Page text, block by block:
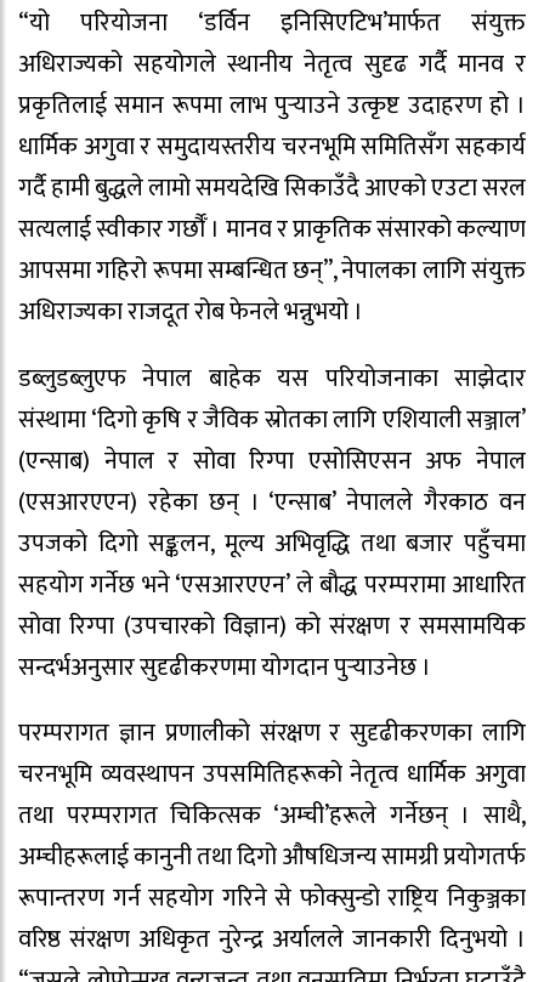
“यो परियोजना ‘डर्विन इनिसिएटिभ’मार्फत संयुक्त
अधिराज्यको सहयोगले स्थानीय नेतृत्व सुदृढ गर्दै मानव र
प्रकृतिलाई समान रूपमा लाभ पुर्‍याउने उत्कृष्ट उदाहरण हो ।
धार्मिक अगुवा र समुदायस्तरीय चरनभूमि समितिसँग सहकार्य
गर्दै हामी बुद्धले लामो समयदेखि सिकाउँदै आएको एउटा सरल
सत्यलाई स्वीकार गर्छौँ । मानव र प्राकृतिक संसारको कल्याण
आपसमा गहिरो रूपमा सम्बन्धित छन्”, नेपालका लागि संयुक्त
अधिराज्यका राजदूत रोब फेनले भन्नुभयो ।
डब्लुडब्लुएफ नेपाल बाहेक यस परियोजनाका साझेदार
संस्थामा ‘दिगो कृषि र जैविक स्रोतका लागि एशियाली सञ्जाल’
(एन्साब) नेपाल र सोवा रिग्पा एसोसिएसन अफ नेपाल
(एसआरएएन) रहेका छन् । ‘एन्साब’ नेपालले गैरकाठ वन
उपजको दिगो सङ्कलन, मूल्य अभिवृद्धि तथा बजार पहुँचमा
सहयोग गर्नेछ भने ‘एसआरएएन’ ले बौद्ध परम्परामा आधारित
सोवा रिग्पा (उपचारको विज्ञान) को संरक्षण र समसामयिक
सन्दर्भअनुसार सुदृढीकरणमा योगदान पुर्‍याउनेछ ।
परम्परागत ज्ञान प्रणालीको संरक्षण र सुदृढीकरणका लागि
चरनभूमि व्यवस्थापन उपसमितिहरूको नेतृत्व धार्मिक अगुवा
तथा परम्परागत चिकित्सक ‘अम्ची’हरूले गर्नेछन् । साथै,
अम्चीहरूलाई कानुनी तथा दिगो औषधिजन्य सामग्री प्रयोगतर्फ
रूपान्तरण गर्न सहयोग गरिने से फोक्सुन्डो राष्ट्रिय निकुञ्जका
वरिष्ठ संरक्षण अधिकृत नुरेन्द्र अर्यालले जानकारी दिनुभयो ।